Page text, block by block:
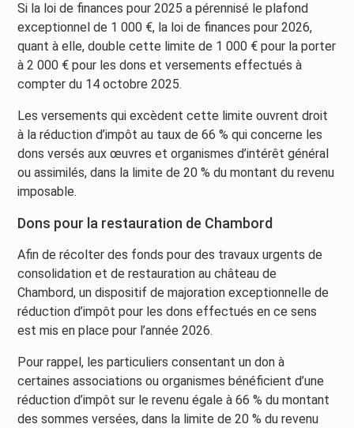
Si la loi de finances pour 2025 a pérennisé le plafond
exceptionnel de 1 000 €, la loi de finances pour 2026,
quant à elle, double cette limite de 1 000 € pour la porter
à 2 000 € pour les dons et versements effectués à
compter du 14 octobre 2025.
Les versements qui excèdent cette limite ouvrent droit
à la réduction d’impôt au taux de 66 % qui concerne les
dons versés aux œuvres et organismes d’intérêt général
ou assimilés, dans la limite de 20 % du montant du revenu
imposable.
Dons pour la restauration de Chambord
Afin de récolter des fonds pour des travaux urgents de
consolidation et de restauration au château de
Chambord, un dispositif de majoration exceptionnelle de
réduction d’impôt pour les dons effectués en ce sens
est mis en place pour l’année 2026.
Pour rappel, les particuliers consentant un don à
certaines associations ou organismes bénéficient d’une
réduction d’impôt sur le revenu égale à 66 % du montant
des sommes versées, dans la limite de 20 % du revenu